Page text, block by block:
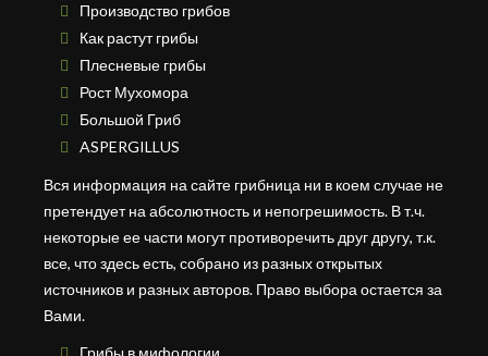
Производство грибов
Как растут грибы
Плесневые грибы
Рост Мухомора
Большой Гриб
ASPERGILLUS
Вся информация на сайте грибница ни в коем случае не
претендует на абсолютность и непогрешимость. В т.ч.
некоторые ее части могут противоречить друг другу, т.к.
все, что здесь есть, собрано из разных открытых
источников и разных авторов. Право выбора остается за
Вами.